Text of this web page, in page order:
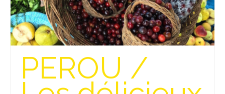
PEROU /